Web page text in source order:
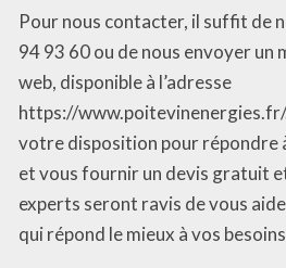
Pour nous contacter, il suffit de
94 93 60 ou de nous envoyer un
web, disponible à l’adresse
https://www.poitevinenergies.fr/
votre disposition pour répondre
et vous fournir un devis gratuit
experts seront ravis de vous
qui répond le mieux à vos